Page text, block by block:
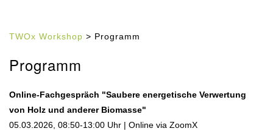
TWOx Workshop > Programm
Programm
Online-Fachgespräch "Saubere energetische Verwertung
von Holz und anderer Biomasse"
05.03.2026, 08:50-13:00 Uhr | Online via ZoomX